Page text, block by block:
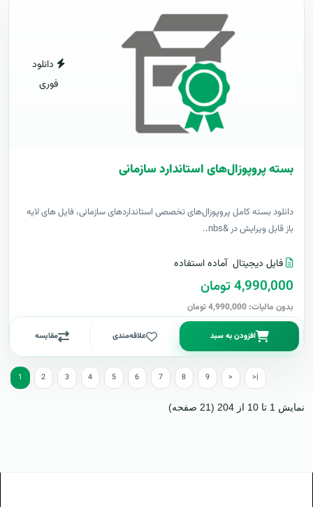
دانلود
فوری
بسته پروپوزال‌های استاندارد سازمانی
دانلود بسته کامل پروپوزال‌های تخصصی استانداردهای سازمانی، فایل های لایه
باز قابل ویرایش در &nbs..
فایل دیجیتال آماده استفاده
4,990,000 تومان
بدون مالیات: 4,990,000 تومان
افزودن به سبد علاقه‌مندی مقایسه
1 2 3 4 5 6 7 8 9 > >|
نمایش 1 تا 10 از 204 (21 صفحه)